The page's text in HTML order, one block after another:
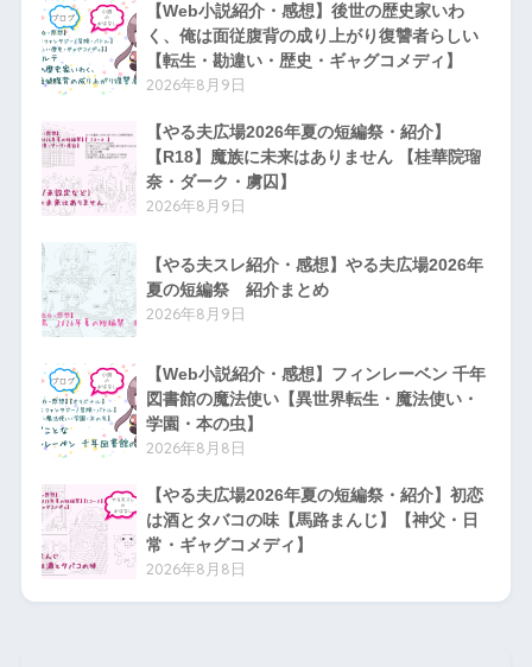
【Web小説紹介・感想】後世の歴史家いわ
く、俺は面従腹背の成り上がり復讐者らしい
【転生・勘違い・歴史・ギャグコメディ】
2026年8月9日
【やる夫広場2026年夏の短編祭・紹介】
【R18】魔族に未来はありません 【桂華院瑠
奈・ダーク・虜囚】
2026年8月9日
【やる夫スレ紹介・感想】やる夫広場2026年
夏の短編祭 紹介まとめ
2026年8月9日
【Web小説紹介・感想】フィンレーベン 千年
図書館の魔法使い【異世界転生・魔法使い・
学園・本の虫】
2026年8月8日
【やる夫広場2026年夏の短編祭・紹介】初恋
は酒とタバコの味【馬路まんじ】【神父・日
常・ギャグコメディ】
2026年8月8日